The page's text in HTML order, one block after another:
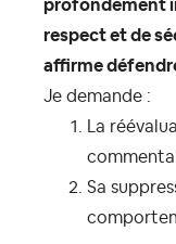
profondément
respect et de
affirme
Je demande :
La
Sa